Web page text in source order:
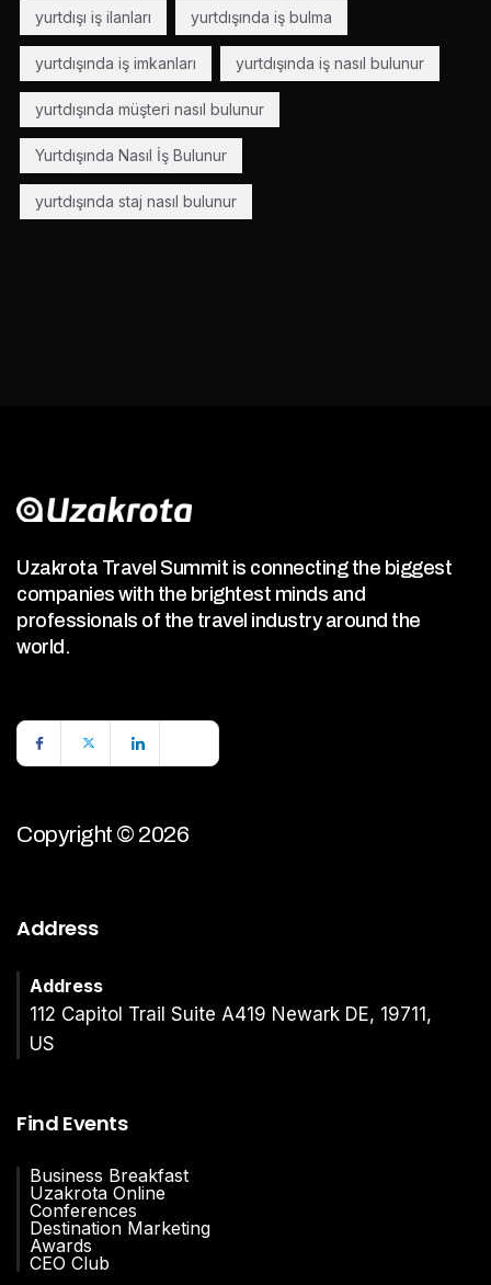
yurtdışı iş ilanları yurtdışında iş bulma
yurtdışında iş imkanları yurtdışında iş nasıl bulunur
yurtdışında müşteri nasıl bulunur
Yurtdışında Nasıl İş Bulunur
yurtdışında staj nasıl bulunur
Uzakrota Travel Summit is connecting the biggest
companies with the brightest minds and
professionals of the travel industry around the
world.
Copyright © 2026
Address
Address
112 Capitol Trail Suite A419 Newark DE, 19711,
US
Find Events
Business Breakfast
Uzakrota Online
Conferences
Destination Marketing
Awards
CEO Club